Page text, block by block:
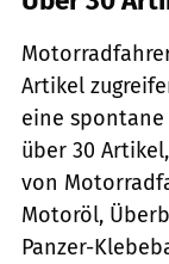
Artikel
eine
über 30
von
Motoröl,
Panzer-